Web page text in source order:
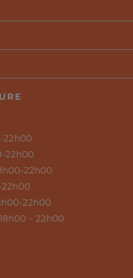
22h00
22h00
22h00
22h00
22h00
– 22h00